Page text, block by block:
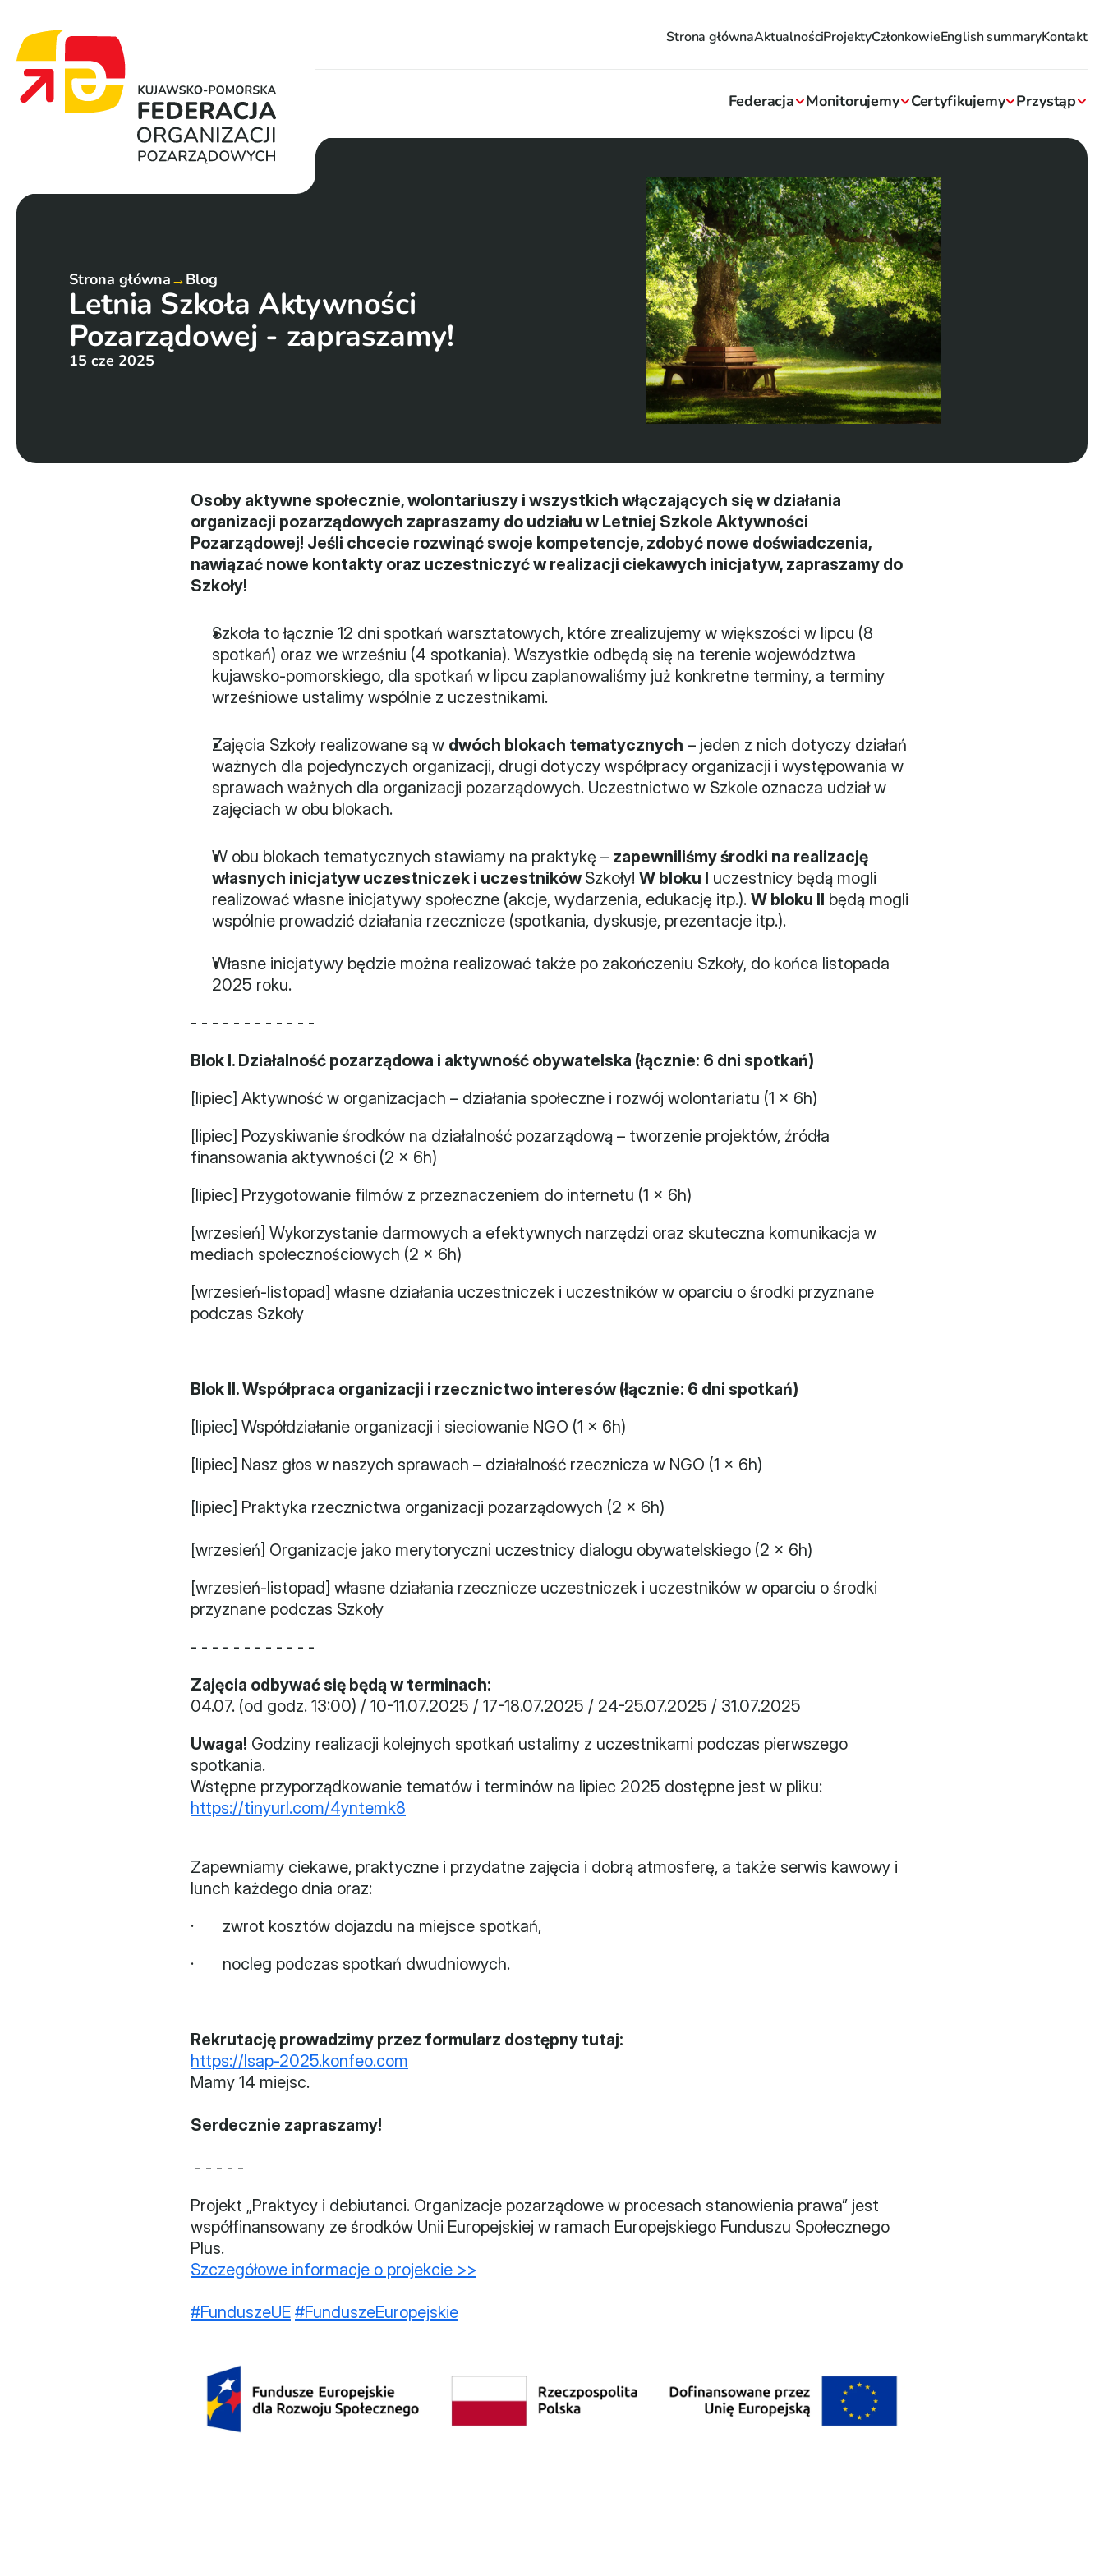
Strona głównaAktualnościProjektyCzłonkowieEnglish summaryKontakt
Federacja Monitorujemy Certyfikujemy Przystąp
Strona główna→Blog
Letnia Szkoła Aktywności
Pozarządowej - zapraszamy!
15 cze 2025
Osoby aktywne społecznie, wolontariuszy i wszystkich włączających się w działania
organizacji pozarządowych zapraszamy do udziału w Letniej Szkole Aktywności
Pozarządowej! Jeśli chcecie rozwinąć swoje kompetencje, zdobyć nowe doświadczenia,
nawiązać nowe kontakty oraz uczestniczyć w realizacji ciekawych inicjatyw, zapraszamy do
Szkoły!
Szkoła to łącznie 12 dni spotkań warsztatowych, które zrealizujemy w większości w lipcu (8
spotkań) oraz we wrześniu (4 spotkania). Wszystkie odbędą się na terenie województwa
kujawsko-pomorskiego, dla spotkań w lipcu zaplanowaliśmy już konkretne terminy, a terminy
wrześniowe ustalimy wspólnie z uczestnikami.
Zajęcia Szkoły realizowane są w dwóch blokach tematycznych – jeden z nich dotyczy działań
ważnych dla pojedynczych organizacji, drugi dotyczy współpracy organizacji i występowania w
sprawach ważnych dla organizacji pozarządowych. Uczestnictwo w Szkole oznacza udział w
zajęciach w obu blokach.
W obu blokach tematycznych stawiamy na praktykę – zapewniliśmy środki na realizację
własnych inicjatyw uczestniczek i uczestników Szkoły! W bloku I uczestnicy będą mogli
realizować własne inicjatywy społeczne (akcje, wydarzenia, edukację itp.). W bloku II będą mogli
wspólnie prowadzić działania rzecznicze (spotkania, dyskusje, prezentacje itp.).
Własne inicjatywy będzie można realizować także po zakończeniu Szkoły, do końca listopada
2025 roku.
- - - - - - - - - - - -
Blok I. Działalność pozarządowa i aktywność obywatelska (łącznie: 6 dni spotkań)
[lipiec] Aktywność w organizacjach – działania społeczne i rozwój wolontariatu (1 x 6h)
[lipiec] Pozyskiwanie środków na działalność pozarządową – tworzenie projektów, źródła
finansowania aktywności (2 x 6h)
[lipiec] Przygotowanie filmów z przeznaczeniem do internetu (1 x 6h)
[wrzesień] Wykorzystanie darmowych a efektywnych narzędzi oraz skuteczna komunikacja w
mediach społecznościowych (2 x 6h)
[wrzesień-listopad] własne działania uczestniczek i uczestników w oparciu o środki przyznane
podczas Szkoły
Blok II. Współpraca organizacji i rzecznictwo interesów (łącznie: 6 dni spotkań)
[lipiec] Współdziałanie organizacji i sieciowanie NGO (1 x 6h)
[lipiec] Nasz głos w naszych sprawach – działalność rzecznicza w NGO (1 x 6h)
[lipiec] Praktyka rzecznictwa organizacji pozarządowych (2 x 6h)
[wrzesień] Organizacje jako merytoryczni uczestnicy dialogu obywatelskiego (2 x 6h)
[wrzesień-listopad] własne działania rzecznicze uczestniczek i uczestników w oparciu o środki
przyznane podczas Szkoły
- - - - - - - - - - - -
Zajęcia odbywać się będą w terminach:
04.07. (od godz. 13:00) / 10-11.07.2025 / 17-18.07.2025 / 24-25.07.2025 / 31.07.2025
Uwaga! Godziny realizacji kolejnych spotkań ustalimy z uczestnikami podczas pierwszego
spotkania.
Wstępne przyporządkowanie tematów i terminów na lipiec 2025 dostępne jest w pliku:
https://tinyurl.com/4yntemk8
Zapewniamy ciekawe, praktyczne i przydatne zajęcia i dobrą atmosferę, a także serwis kawowy i
lunch każdego dnia oraz:
·       zwrot kosztów dojazdu na miejsce spotkań,
·       nocleg podczas spotkań dwudniowych.
Rekrutację prowadzimy przez formularz dostępny tutaj:
https://lsap-2025.konfeo.com
Mamy 14 miejsc.
Serdecznie zapraszamy!
- - - - -
Projekt „Praktycy i debiutanci. Organizacje pozarządowe w procesach stanowienia prawa” jest
współfinansowany ze środków Unii Europejskiej w ramach Europejskiego Funduszu Społecznego
Plus.
Szczegółowe informacje o projekcie >>
#FunduszeUE #FunduszeEuropejskie